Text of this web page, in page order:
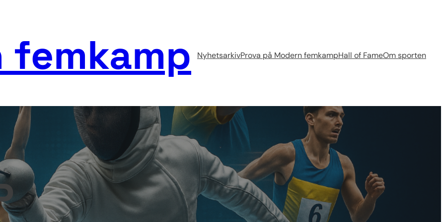
femkamp NyhetsarkivProva på Modern femkampHall of FameOm sporten